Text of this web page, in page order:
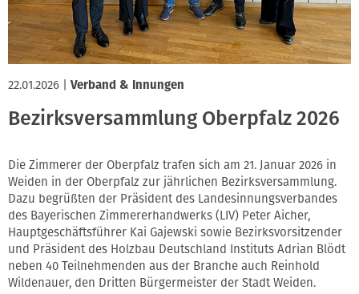
22.01.2026 Verband & Innungen
Bezirksversammlung Oberpfalz 2026
Die Zimmerer der Oberpfalz trafen sich am 21. Januar 2026 in
Weiden in der Oberpfalz zur jährlichen Bezirksversammlung.
Dazu begrüßten der Präsident des Landesinnungsverbandes
des Bayerischen Zimmererhandwerks (LIV) Peter Aicher,
Hauptgeschäftsführer Kai Gajewski sowie Bezirksvorsitzender
und Präsident des Holzbau Deutschland Instituts Adrian Blödt
neben 40 Teilnehmenden aus der Branche auch Reinhold
Wildenauer, den Dritten Bürgermeister der Stadt Weiden.